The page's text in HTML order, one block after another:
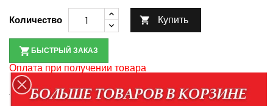
Количество  Купить
БЫСТРЫЙ ЗАКАЗ
Оплата при получении товара
По наличию товара уточняйте у менеджеров по
телефонам:+7-952-430-35-98